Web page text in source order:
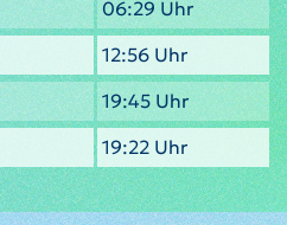
06:29 Uhr
12:56 Uhr
19:45 Uhr
19:22 Uhr